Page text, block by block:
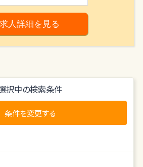
賃設定」を掛け合わせたプロダクトが
求人詳細を見る
択中の検索条件
条件を変更する